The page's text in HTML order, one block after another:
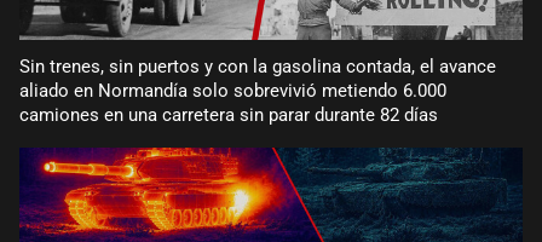
Sin trenes, sin puertos y con la gasolina contada, el avance
aliado en Normandía solo sobrevivió metiendo 6.000
camiones en una carretera sin parar durante 82 días